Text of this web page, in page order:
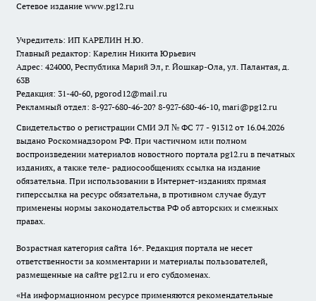
Сетевое издание www.pg12.ru
Учредитель: ИП КАРЕЛИН Н.Ю.
Главный редактор: Карелин Никита Юрьевич
Адрес: 424000, Республика Марий Эл, г. Йошкар-Ола, ул. Палантая, д.
63В
Редакция: 31-40-60, pgorod12@mail.ru
Рекламный отдел: 8-927-680-46-20? 8-927-680-46-10, mari@pg12.ru
Свидетельство о регистрации СМИ ЭЛ № ФС 77 - 91312 от 16.04.2026
выдано Роскомнадзором РФ. При частичном или полном
воспроизведении материалов новостного портала pg12.ru в печатных
изданиях, а также теле- радиосообщениях ссылка на издание
обязательна. При использовании в Интернет-изданиях прямая
гиперссылка на ресурс обязательна, в противном случае будут
применены нормы законодательства РФ об авторских и смежных
правах.
Возрастная категория сайта 16+. Редакция портала не несет
ответственности за комментарии и материалы пользователей,
размещенные на сайте pg12.ru и его субдоменах.
«На информационном ресурсе применяются рекомендательные